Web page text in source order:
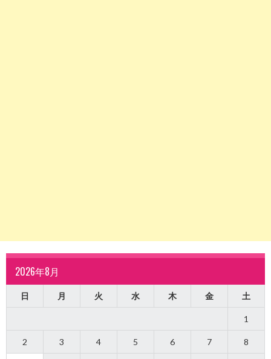
2026年8月
日 月 火 水 木 金 土
1
2 3 4 5 6 7 8